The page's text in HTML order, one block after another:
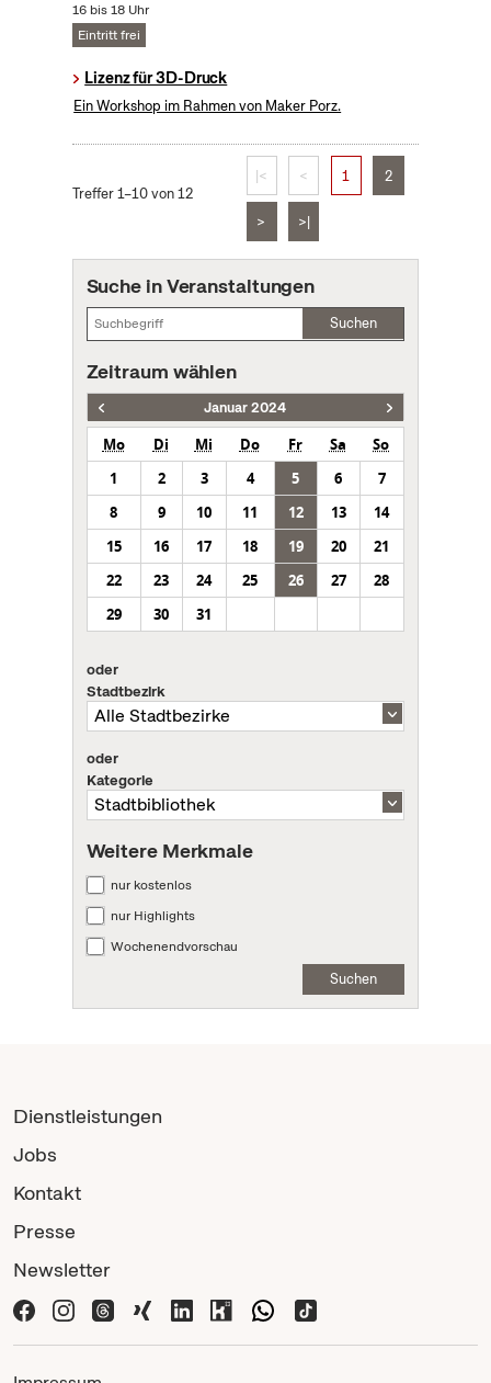
16 bis 18 Uhr
Eintritt frei
Lizenz für 3D-Druck
Ein Workshop im Rahmen von Maker Porz.
Treffer 1–10 von 12
|< < 1 2
> >|
Suche in Veranstaltungen
Suchen
Zeitraum wählen
Januar 2024
Mo Di Mi Do Fr Sa
So
1
2 3 4 5 6
7
8
9 10 11 12 13
14
15
16 17 18 19 20
21
22
23 24 25 26 27
28
29
30 31
oder
Stadtbezirk
oder
Kategorie
Weitere Merkmale
nur kostenlos
nur Highlights
Wochenendvorschau
Suchen
Dienstleistungen
Jobs
Kontakt
Presse
Newsletter